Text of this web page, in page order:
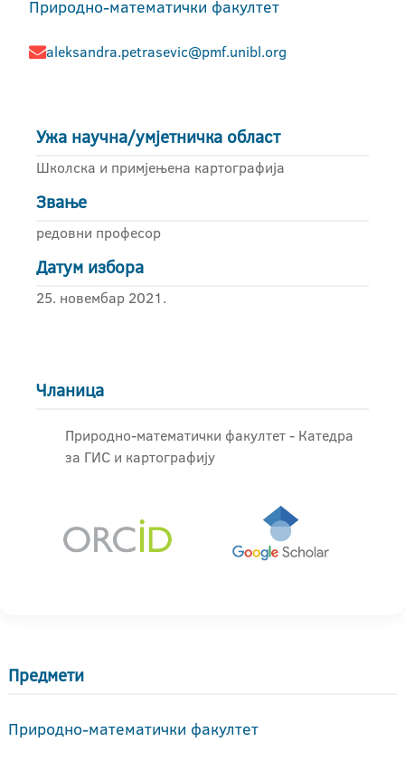
Природно-математички факултет
aleksandra.petrasevic@pmf.unibl.org
Ужа научна/умјетничка област
Школска и примјењена картографија
Звање
редовни професор
Датум избора
25. новембар 2021.
Чланица
Природно-математички факултет - Катедра
за ГИС и картографију
Предмети
Природно-математички факултет